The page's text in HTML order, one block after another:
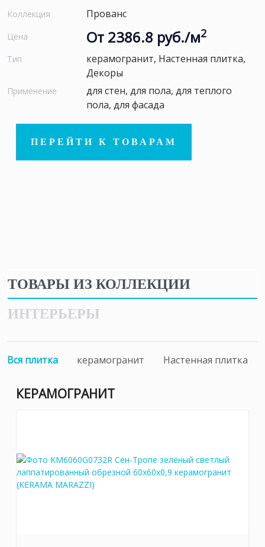
Коллекция Прованс
Цена От 2386.8 руб./м2
Тип
керамогранит, Настенная плитка,
Декоры
Применение
для стен, для пола, для теплого
пола, для фасада
ПЕРЕЙТИ К ТОВАРАМ
ТОВАРЫ ИЗ КОЛЛЕКЦИИ
ИНТЕРЬЕРЫ
Вся плитка керамогранит Настенная плитка
КЕРАМОГРАНИТ